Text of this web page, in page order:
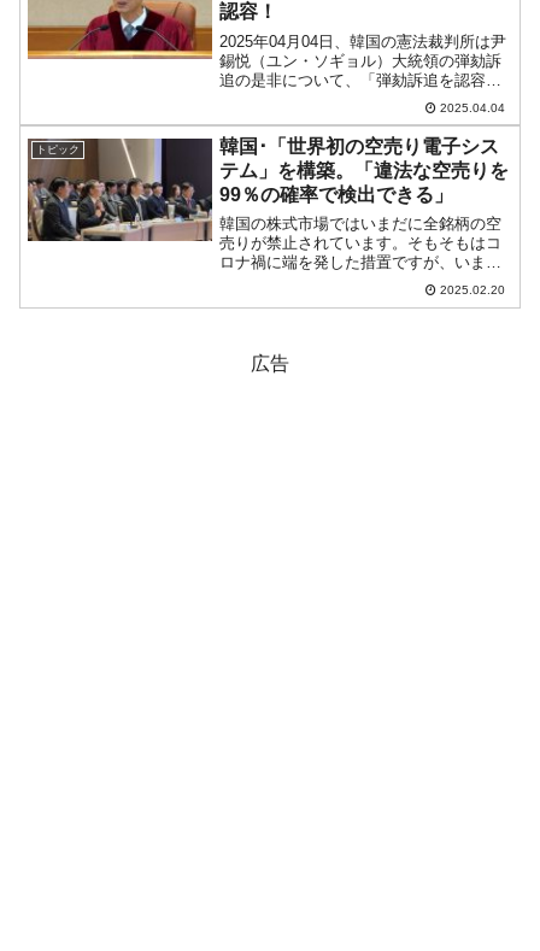
認容！
2025年04月04日、韓国の憲法裁判所は尹
錫悦（ユン・ソギョル）大統領の弾劾訴
追の是非について、「弾劾訴追を認容す
る」と宣告しました。この宣告によっ
て、尹錫悦（ユン・ソギョル）さんは大
統領職から直ちに罷免となりました。韓
国の最後のチャンス...
2025.04.04
トピック
韓国･「世界初の空売り電子シス
テム」を構築。「違法な空売りを
99％の確率で検出できる」
韓国の株式市場ではいまだに全銘柄の空
売りが禁止されています。そもそもはコ
ロナ禍に端を発した措置ですが、いまだ
に全銘柄の空売り禁止を続けており※、
この一事を持ってしても韓国は断じて先
2025.02.20
広告